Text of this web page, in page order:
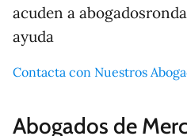
acuden a
ayuda
Contacta con Nuestros
Abogados de